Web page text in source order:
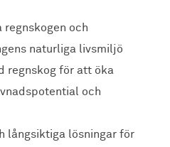
regnskogen och
naturliga livsmiljö
regnskog för att öka
och
långsiktiga lösningar för